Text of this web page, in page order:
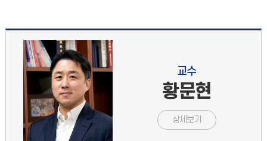
교수
황문현
상세보기